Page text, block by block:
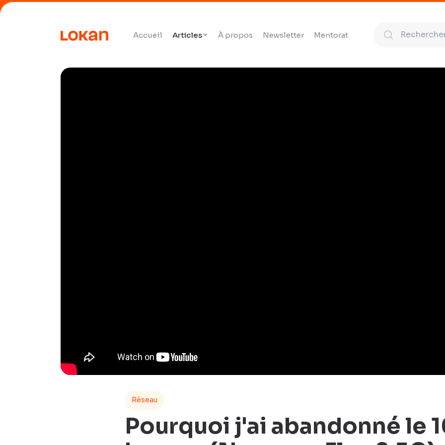
Accueil Articles À propos Newsletter Mentorat
Réseau
Pourquoi j'ai abandonné le